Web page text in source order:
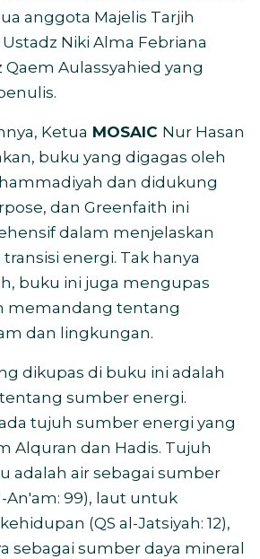
anggota Majelis Tarjih
Niki Alma Febriana
Qaem Aulassyahied yang
Ketua MOSAIC Nur Hasan
buku yang digagas oleh
dan didukung
dan Greenfaith ini
dalam menjelaskan
energi. Tak hanya
buku ini juga mengupas
memandang tentang
dan lingkungan.
dikupas di buku ini adalah
sumber energi.
tujuh sumber energi yang
Alquran dan Hadis. Tujuh
adalah air sebagai sumber
An'am: 99), laut untuk
(QS al-Jatsiyah: 12),
sebagai sumber daya mineral